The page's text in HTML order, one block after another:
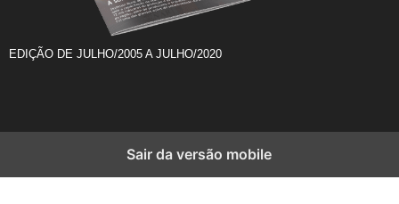
EDIÇÃO DE JULHO/2005 A JULHO/2020
Sair da versão mobile